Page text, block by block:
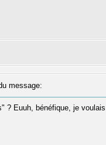
message:
? Euuh, bénéfique, je